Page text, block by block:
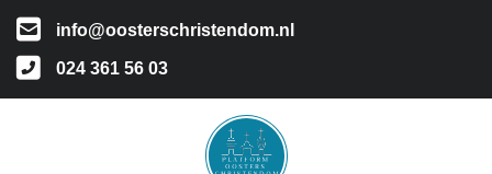
info@oosterschristendom.nl
024 361 56 03